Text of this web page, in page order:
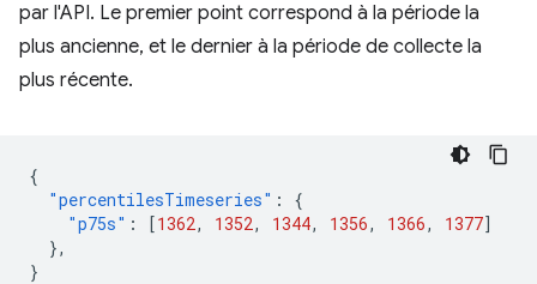
par l'API. Le premier point correspond à la période la
plus ancienne, et le dernier à la période de collecte la
plus récente.
{
"percentilesTimeseries" :
{
"p75s" : [1362, 1352, 1344, 1356, 1366, 1377]
},
}